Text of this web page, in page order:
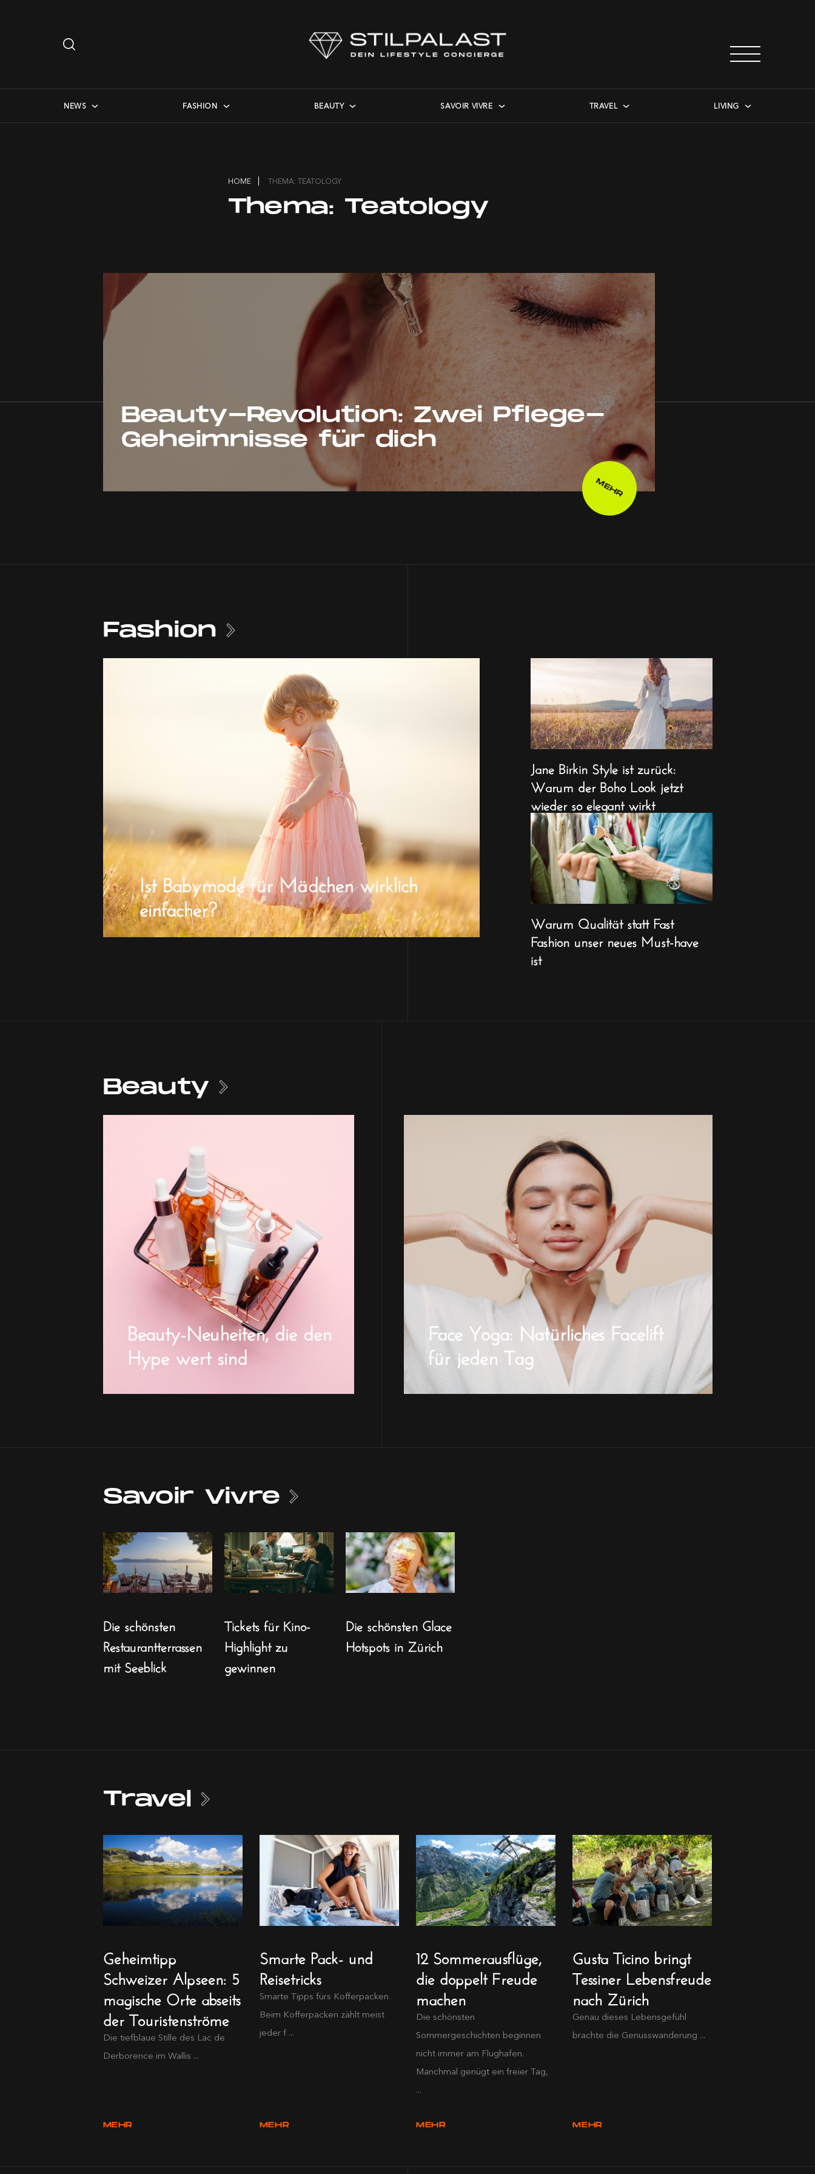
…
NEWS FASHION BEAUTY SAVOIR VIVRE TRAVEL LIVING
HOME THEMA: TEATOLOGY
Thema: Teatology
Beauty-Revolution: Zwei Pflege-
Geheimnisse für dich
MEHR
Fashion
Ist Babymode für Mädchen wirklich
einfacher?
Jane Birkin Style ist zurück:
Warum der Boho Look jetzt
wieder so elegant wirkt
Warum Qualität statt Fast
Fashion unser neues Must-have
ist
Beauty
Beauty-Neuheiten, die den
Hype wert sind
Face Yoga: Natürliches Facelift
für jeden Tag
Savoir Vivre
Die schönsten
Restaurantterrassen
mit Seeblick
Tickets für Kino-
Highlight zu
gewinnen
Die schönsten Glace
Hotspots in Zürich
Travel
Geheimtipp
Schweizer Alpseen: 5
magische Orte abseits
der Touristenströme
Die tiefblaue Stille des Lac de
Derborence im Wallis ...
MEHR
Smarte Pack- und
Reisetricks
Smarte Tipps fürs Kofferpacken
Beim Kofferpacken zählt meist
jeder f ...
MEHR
12 Sommerausflüge,
die doppelt Freude
machen
Die schönsten
Sommergeschichten beginnen
nicht immer am Flughafen.
Manchmal genügt ein freier Tag,
...
MEHR
Gusta Ticino bringt
Tessiner Lebensfreude
nach Zürich
Genau dieses Lebensgefühl
brachte die Genusswanderung ...
MEHR